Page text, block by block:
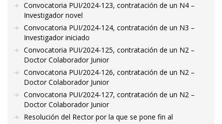
Convocatoria PUI/2024-123, contratación de un N4 –
Investigador novel
Convocatoria PUI/2024-124, contratación de un N3 –
Investigador iniciado
Convocatoria PUI/2024-125, contratación de un N2 –
Doctor Colaborador Junior
Convocatoria PUI/2024-126, contratación de un N2 –
Doctor Colaborador Junior
Convocatoria PUI/2024-127, contratación de un N2 –
Doctor Colaborador Junior
Resolución del Rector por la que se pone fin al